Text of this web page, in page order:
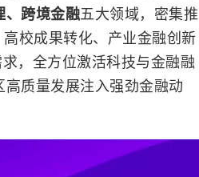
、跨境金融五大领域，密集推
校成果转化、产业金融创新
，全方位激活科技与金融融
质量发展注入强劲金融动